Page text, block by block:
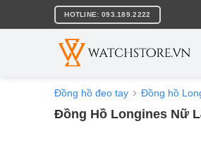
nội
HOTLINE: 093.189.2222
Đồng hồ đeo tay Đồng hồ
Đồng Hồ Longines Nữ